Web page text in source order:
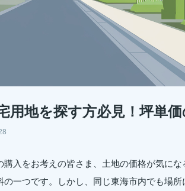
用地を探す方必見！坪単
入をお考えの皆さま、土地の価格が気に
の一つです。しかし、同じ東海市内でも場